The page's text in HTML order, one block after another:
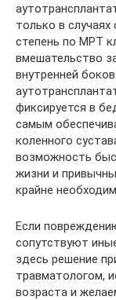
только в
степень по МРТ
вмешательство
внутренней
фиксируется в
самым
коленного
возможность
жизни и
крайне
Если
сопутствуют
здесь решение
травматологом,
возраста и